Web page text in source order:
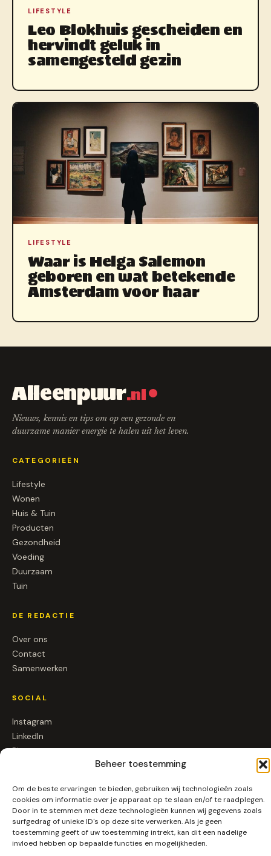
Beheer toestemming
Om de beste ervaringen te bieden, gebruiken wij technologieën zoals
cookies om informatie over je apparaat op te slaan en/of te raadplegen.
Door in te stemmen met deze technologieën kunnen wij gegevens zoals
surfgedrag of unieke ID's op deze site verwerken. Als je geen
toestemming geeft of uw toestemming intrekt, kan dit een nadelige
invloed hebben op bepaalde functies en mogelijkheden.
LIFESTYLE
Leo Blokhuis gescheiden en
hervindt geluk in
samengesteld gezin
LIFESTYLE
Waar is Helga Salemon
geboren en wat betekende
Amsterdam voor haar
Alleenpuur.nl
Nieuws, kennis en tips om op een gezonde en
duurzame manier energie te halen uit het leven.
CATEGORIEËN
Lifestyle
Wonen
Huis & Tuin
Producten
Gezondheid
Voeding
Duurzaam
Tuin
DE REDACTIE
Over ons
Contact
Samenwerken
SOCIAL
Instagram
LinkedIn
Pinterest
© 2026 Alleenpuur.nl ·Algemene voorwaarden
Privacy
Gemaakt in Nederland ★